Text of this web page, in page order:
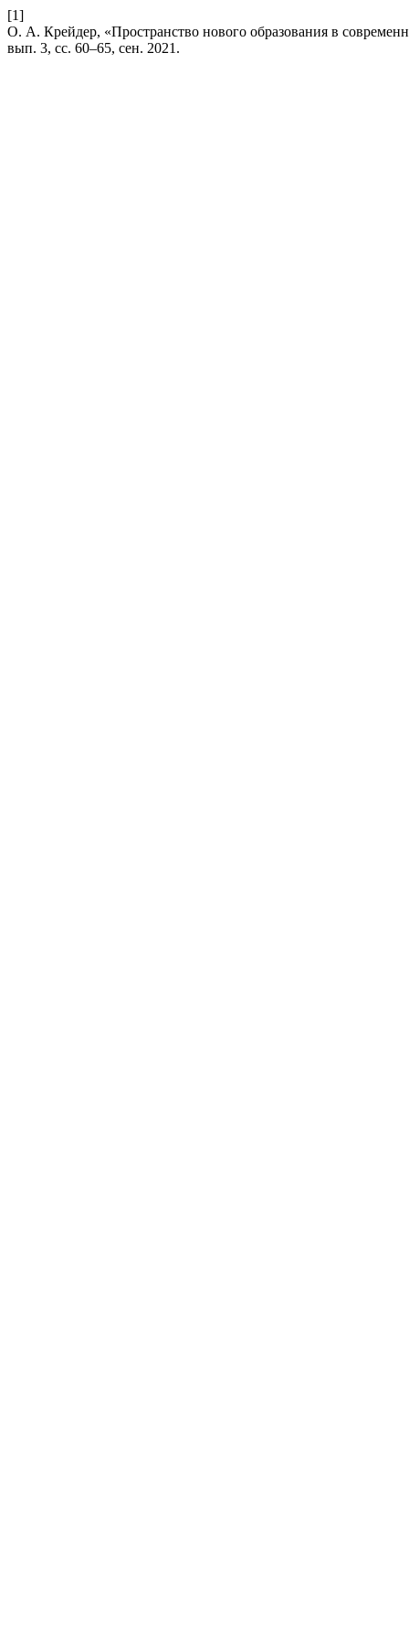
[1]
О. А. Крейдер, «Пространство нового образования в
вып. 3, сс. 60–65, сен. 2021.